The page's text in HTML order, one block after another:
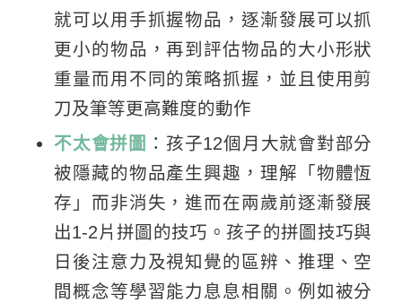
就可以用手抓握物品，逐漸發展可以抓
更小的物品，再到評估物品的大小形狀
重量而用不同的策略抓握，並且使用剪
刀及筆等更高難度的動作
不太會拼圖 ：孩子12個月大就會對部分
被隱藏的物品產生興趣，理解「物體恆
存」而非消失，進而在兩歲前逐漸發展
出1-2片拼圖的技巧。孩子的拼圖技巧與
日後注意力及視知覺的區辨、推理、空
間概念等學習能力息息相關。例如被分